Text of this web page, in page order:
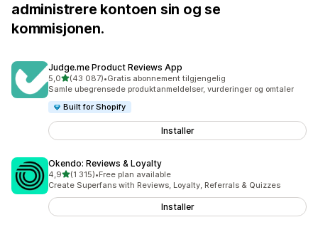
administrere kontoen sin og se
kommisjonen.
Judge.me Product Reviews App
5,0av 5 stjerner
(43 087)
Totalt 43087 omtaler
•Gratis abonnement tilgjengelig
Samle ubegrensede produktanmeldelser, vurderinger og omtaler
Built for Shopify
Installer
Okendo: Reviews & Loyalty
4,9av 5 stjerner
(1 315)
Totalt 1315 omtaler
•Free plan available
Create Superfans with Reviews, Loyalty, Referrals & Quizzes
Installer